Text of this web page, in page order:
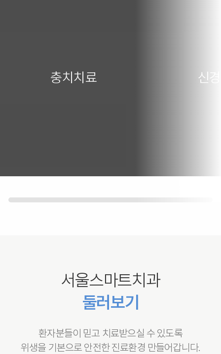
충치치료 신
서울스마트치과
둘러보기
환자분들이 믿고 치료받으실 수 있도록
위생을 기본으로 안전한 진료환경 만들어갑니다.